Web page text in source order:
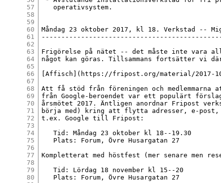
57
58
59
60
61
62
63
64
65
66
67
68
69
70
71
72
73
74
75
76
77
78
79
80
   operativsystem.
Måndag 23 oktober 2017, kl 18. Verkstad --
Frigörelse på nätet -- det måste inte
något kan göras. Tillsammans fortsätter vi
[Affisch](https://fripost.org/material/2017-
Att få stöd från föreningen och
från Google-beroendet var ett populärt
årsmötet 2017. Äntligen anordnar Fripost
börja med) kring att flytta adresser, e-
t.ex. Google till Fripost:
Tid: Måndag 23 oktober kl 18--19.30
Plats: Forum, Övre Husargatan 27
Kompletterat med höstfest (mer senare men
Tid: Lördag 18 november kl 15--20
Plats: Forum, Övre Husargatan 27